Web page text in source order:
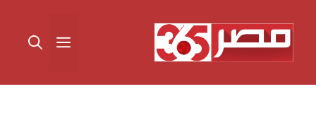
المحتوى القائمة